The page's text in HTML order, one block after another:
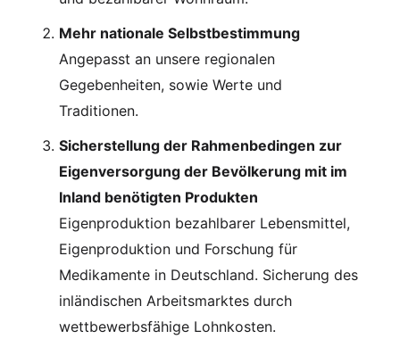
Mehr nationale Selbstbestimmung
Angepasst an unsere regionalen
Gegebenheiten, sowie Werte und
Traditionen.
Sicherstellung der Rahmenbedingen zur
Eigenversorgung der Bevölkerung mit im
Inland benötigten Produkten
Eigenproduktion bezahlbarer Lebensmittel,
Eigenproduktion und Forschung für
Medikamente in Deutschland. Sicherung des
inländischen Arbeitsmarktes durch
wettbewerbsfähige Lohnkosten.